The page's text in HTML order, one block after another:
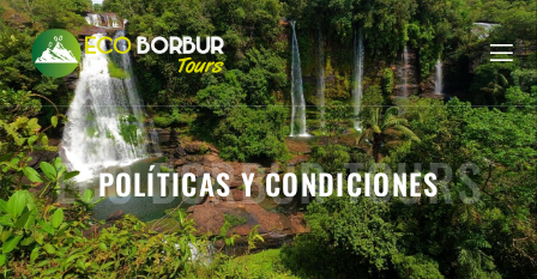
POLÍTICAS Y CONDICIONES
ECO BORBUR TOURS